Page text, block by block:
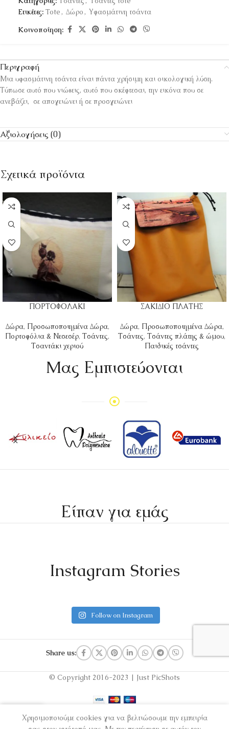
Ετικέτες: Tote , Δώρο , Υφασμάτινη τσάντα
Κοινοποίηση:
Περιγραφή
Μια υφασμάτινη τσάντα είναι πάντα χρήσιμη και οικολογική λύση.
Τύπωσε αυτό που νιώθεις, αυτό που σκέφτεσαι, την εικόνα που σε
ανεβάζει, σε απογειώνει ή σε προσγειώνει
Αξιολογήσεις (0)
Σχετικά προϊόντα
ΠΟΡΤΟΦΟΛΑΚΙ
Δώρα, Προσωποποιημένα Δώρα,
Πορτοφόλια & Νεσεσέρ, Τσάντες,
Τσαντάκι χεριού
ΣΑΚΙΔΙΟ ΠΛΑΤΗΣ
Δώρα, Προσωποποιημένα Δώρα,
Τσάντες, Τσάντες πλάτης & ώμου,
Παιδικές τσάντες
Mας Εμπιστεύονται
Είπαν για εμάς
Instagram Stories
Follow on Instagram
Share us:
© Copyright 2016-2023 | Just PicShots
Χρησιμοποιούμε cookies για να βελτιώσουμε την εμπειρία